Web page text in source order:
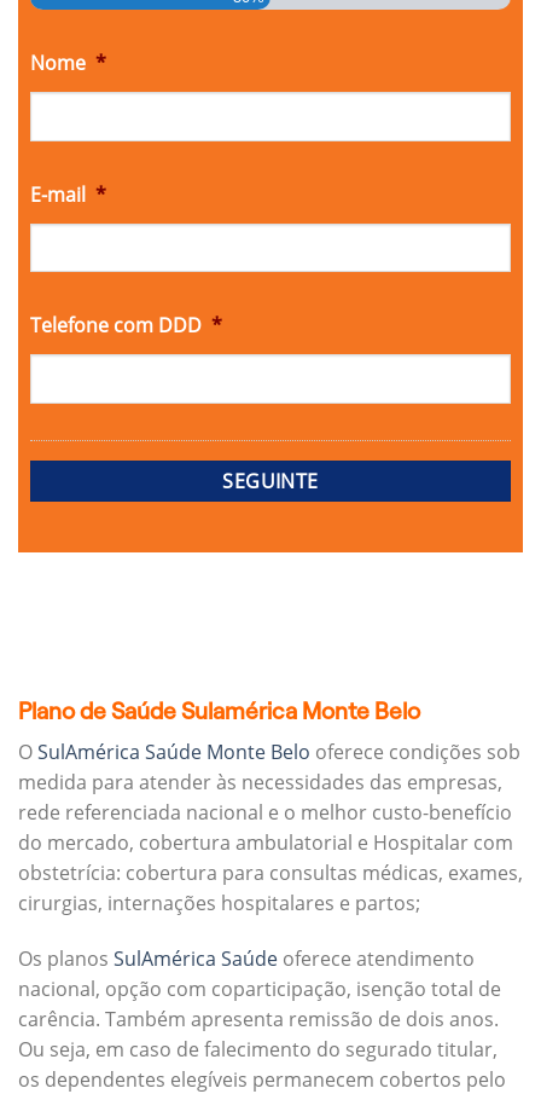
Nome *
E-mail *
Telefone com DDD *
Plano de Saúde Sulamérica Monte Belo
OSulAmérica Saúde Monte Belo oferece condições sob
medida para atender às necessidades das empresas,
rede referenciada nacional e o melhor custo-benefício
do mercado, cobertura ambulatorial e Hospitalar com
obstetrícia: cobertura para consultas médicas, exames,
cirurgias, internações hospitalares e partos;
Os planos SulAmérica Saúde oferece atendimento
nacional, opção com coparticipação, isenção total de
carência. Também apresenta remissão de dois anos.
Ou seja, em caso de falecimento do segurado titular,
os dependentes elegíveis permanecem cobertos pelo